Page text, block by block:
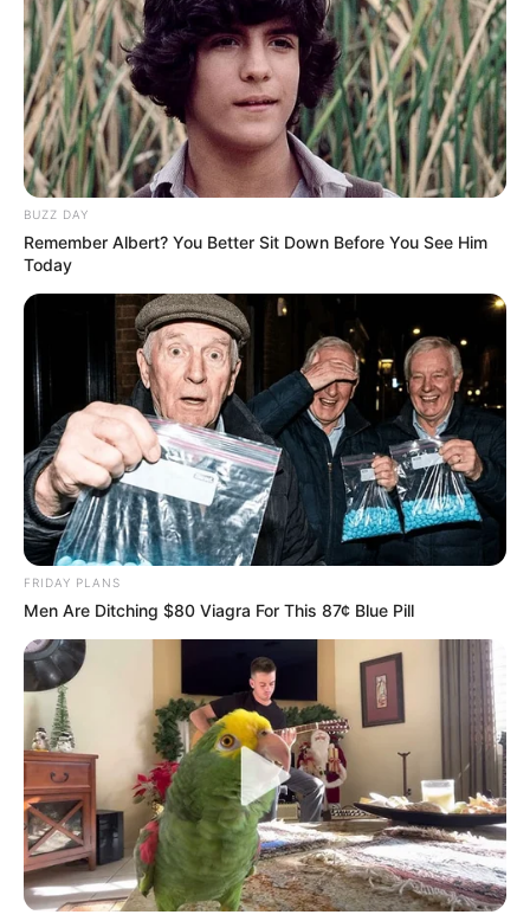
bySzerző • October 20, 2025
Magyar Péter: Orbán függessze fel Semjén Zsoltot
a Szőlő utcai ügy teljes kivizsgálásáig
A Tisza Párt elnöke, Magyar Péter csütörtökön a
Facebookon szólította fel Orbán Viktort, hogy a
BUZZ DAY
Remember Albert? You Better Sit Down Before You See Him
Today
FRIDAY PLANS
Men Are Ditching $80 Viagra For This 87¢ Blue Pill